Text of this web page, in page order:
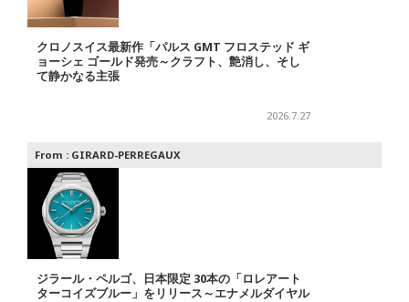
クロノスイス最新作「パルス GMT フロステッド ギ
ョーシェ ゴールド発売～クラフト、艶消し、そし
て静かなる主張
2026.7.27
From : GIRARD-PERREGAUX
ジラール・ペルゴ、日本限定 30本の「ロレアート
ターコイズブルー」をリリース～エナメルダイヤル